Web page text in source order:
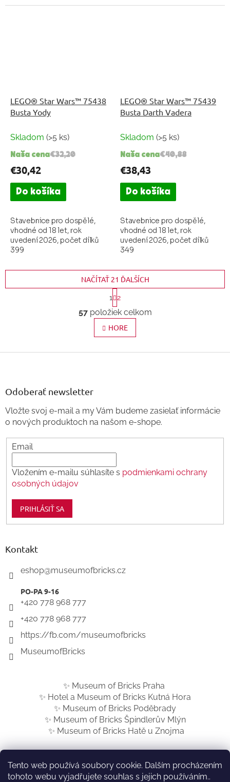
Tento web používá soubory cookie. Dalším procházením
tohoto webu vyjadřujete souhlas s jejich používáním..
LEGO® Star Wars™ 75438
Busta Yody
Skladom (>5 ks)
€32,20
Naša cena
€30,42
Do košíka
Stavebnice pro dospělé,
vhodné od 18 let, rok
uvedení 2026, počet dílků
399
LEGO® Star Wars™ 75439
Busta Darth Vadera
Skladom (>5 ks)
€40,88
Naša cena
€38,43
Do košíka
Stavebnice pro dospělé,
vhodné od 18 let, rok
uvedení 2026, počet dílků
349
O
v
l
á
r
v
k
ý
p
i
NAČÍTAŤ 21 ĎALŠÍCH
S
t
r
á
k
n
i
1 2
57položiek celkom
HORE
Odoberať newsletter
Vložte svoj e-mail a my Vám budeme zasielať informácie
o nových produktoch na našom e-shope.
Email
Vložením e-mailu súhlasíte s podmienkami ochrany
osobných údajov
PRIHLÁSIŤ SA
Kontakt
eshop@museumofbricks.cz
+420 778 968 777
+420 778 968 777
https://fb.com/museumofbricks
MuseumofBricks
✨ Museum of Bricks Praha
✨ Hotel a Museum of Bricks Kutná Hora
✨ Museum of Bricks Poděbrady
✨ Museum of Bricks Špindlerův Mlýn
✨ Museum of Bricks Hatě u Znojma